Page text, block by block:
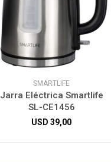
SMARTLIFE
Jarra Eléctrica Smartlife
SL-CE1456
USD 39,00